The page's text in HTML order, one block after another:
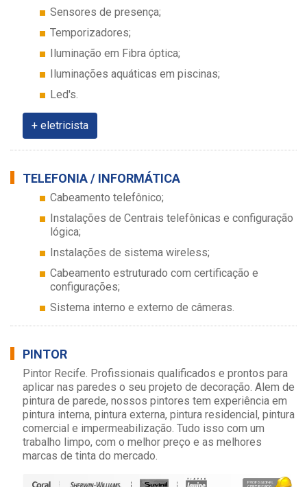
Sensores de presença;
Temporizadores;
Iluminação em Fibra óptica;
Iluminações aquáticas em piscinas;
Led's.
+ eletricista
TELEFONIA / INFORMÁTICA
Cabeamento telefônico;
Instalações de Centrais telefônicas e configuração
lógica;
Instalações de sistema wireless;
Cabeamento estruturado com certificação e
configurações;
Sistema interno e externo de câmeras.
PINTOR
Pintor Recife. Profissionais qualificados e prontos para
aplicar nas paredes o seu projeto de decoração. Alem de
pintura de parede, nossos pintores tem experiência em
pintura interna, pintura externa, pintura residencial, pintura
comercial e impermeabilização. Tudo isso com um
trabalho limpo, com o melhor preço e as melhores
marcas de tinta do mercado.